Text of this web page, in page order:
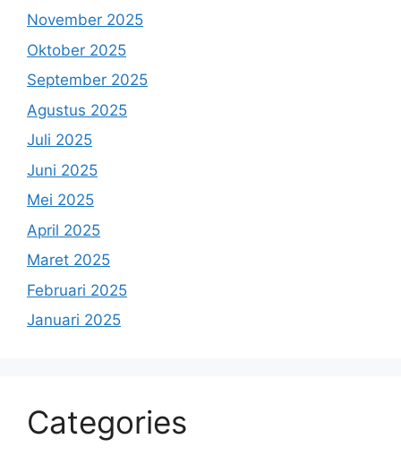
November 2025
Oktober 2025
September 2025
Agustus 2025
Juli 2025
Juni 2025
Mei 2025
April 2025
Maret 2025
Februari 2025
Januari 2025
Categories